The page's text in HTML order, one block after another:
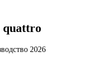
quattro
2026